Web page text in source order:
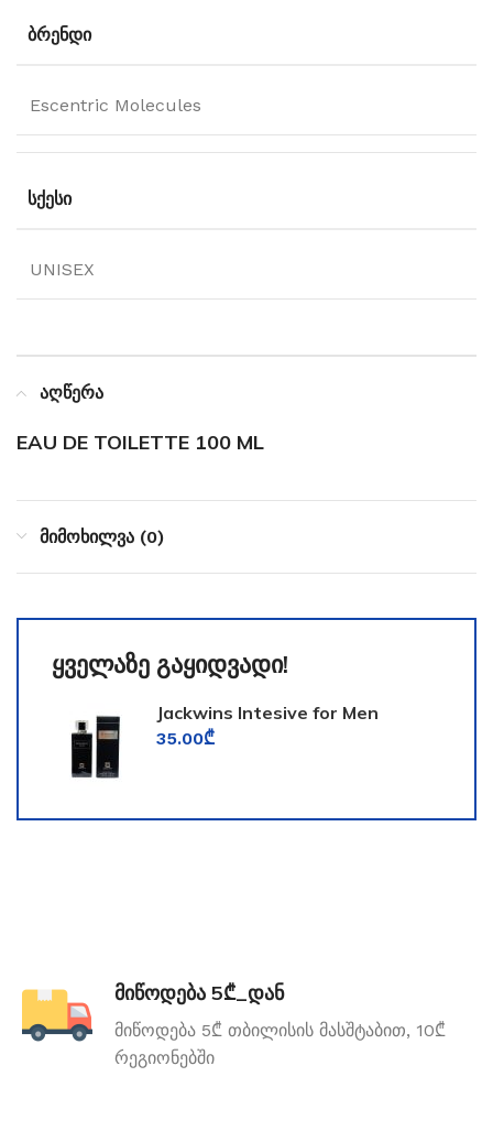
ᲑᲠᲔᲜᲓᲘ
Escentric Molecules
ᲡᲥᲔᲡᲘ
UNISEX
აღწერა
EAU DE TOILETTE 100 ML
მიმოხილვა (0)
ყველაზე გაყიდვადი!
Jackwins Intesive for Men
35.00₾
მიწოდება 5₾_დან
მიწოდება 5₾ თბილისის მასშტაბით, 10₾
რეგიონებში